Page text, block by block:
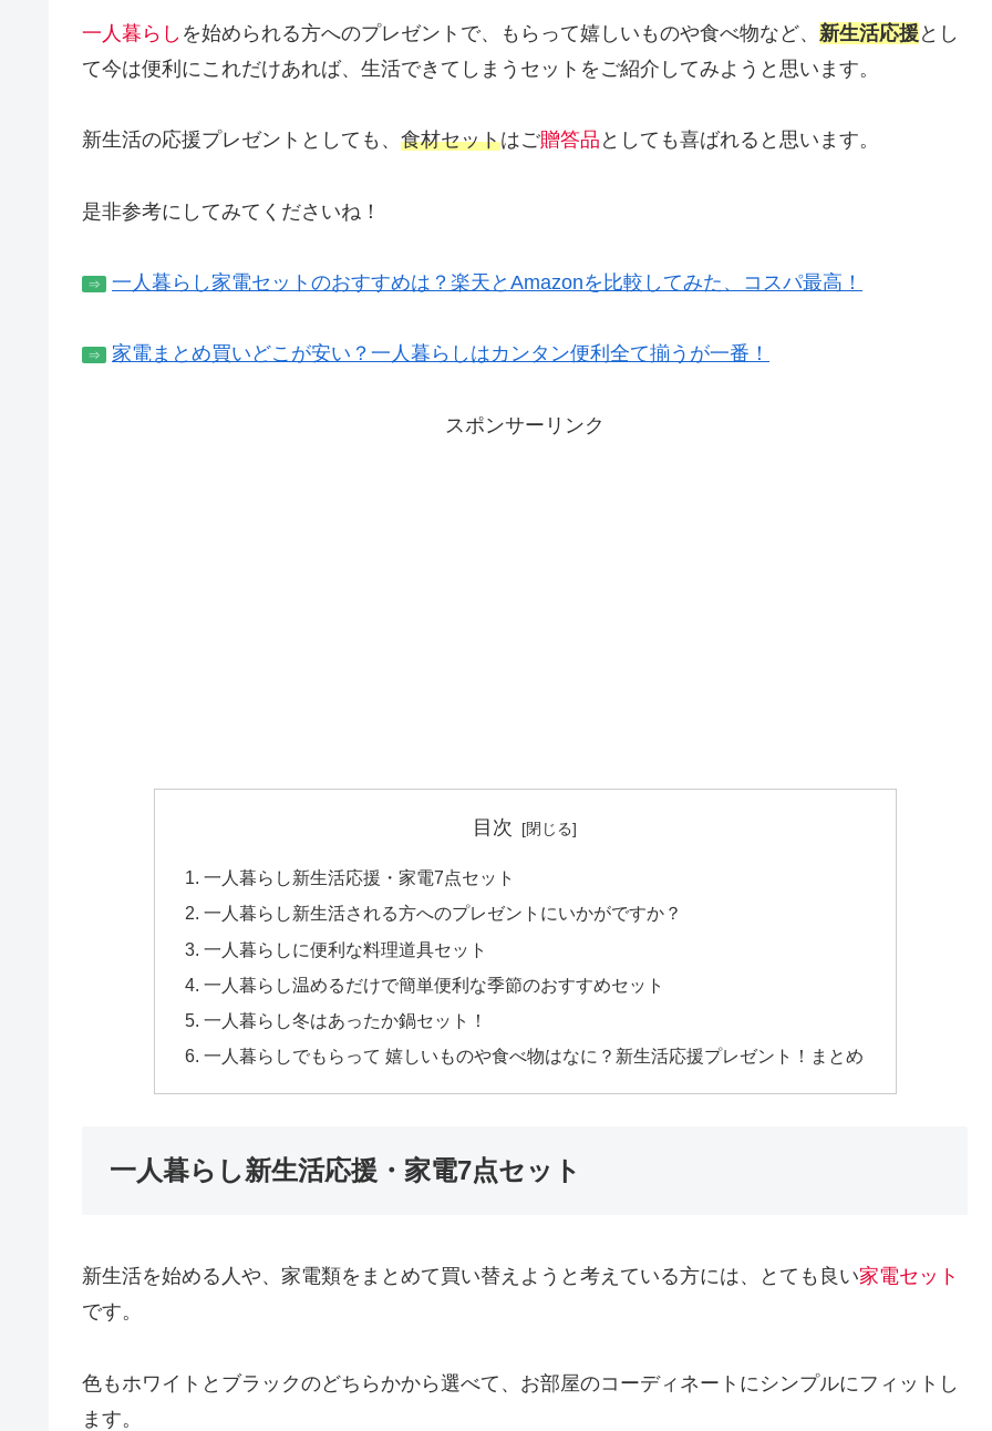
一人暮らし を始められる方へのプレゼントで、もらって嬉しいものや食べ物など、 新生活応援とし
て今は便利にこれだけあれば、生活できてしまうセットをご紹介してみようと思います。
新生活の応援プレゼントとしても、 食材セットはご贈答品 としても喜ばれると思います。
是非参考にしてみてくださいね！
⇒ 一人暮らし家電セットのおすすめは？楽天とAmazonを比較してみた、コスパ最高！
⇒ 家電まとめ買いどこが安い？一人暮らしはカンタン便利全て揃うが一番！
スポンサーリンク
目次
一人暮らし新生活応援・家電7点セット
一人暮らし新生活される方へのプレゼントにいかがですか？
一人暮らしに便利な料理道具セット
一人暮らし温めるだけで簡単便利な季節のおすすめセット
一人暮らし冬はあったか鍋セット！
一人暮らしでもらって 嬉しいものや食べ物はなに？新生活応援プレゼント！まとめ
一人暮らし新生活応援・家電7点セット
新生活を始める人や、家電類をまとめて買い替えようと考えている方には、とても良い家電セット
です。
色もホワイトとブラックのどちらかから選べて、お部屋のコーディネートにシンプルにフィットし
ます。